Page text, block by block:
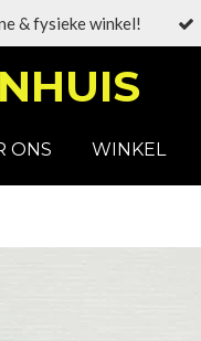
& fysieke winkel!
ONS WINKEL